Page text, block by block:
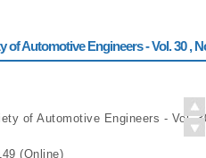
Automotive Engineers - Vol. 30 ,
of Automotive Engineers - Vol.
(Online)